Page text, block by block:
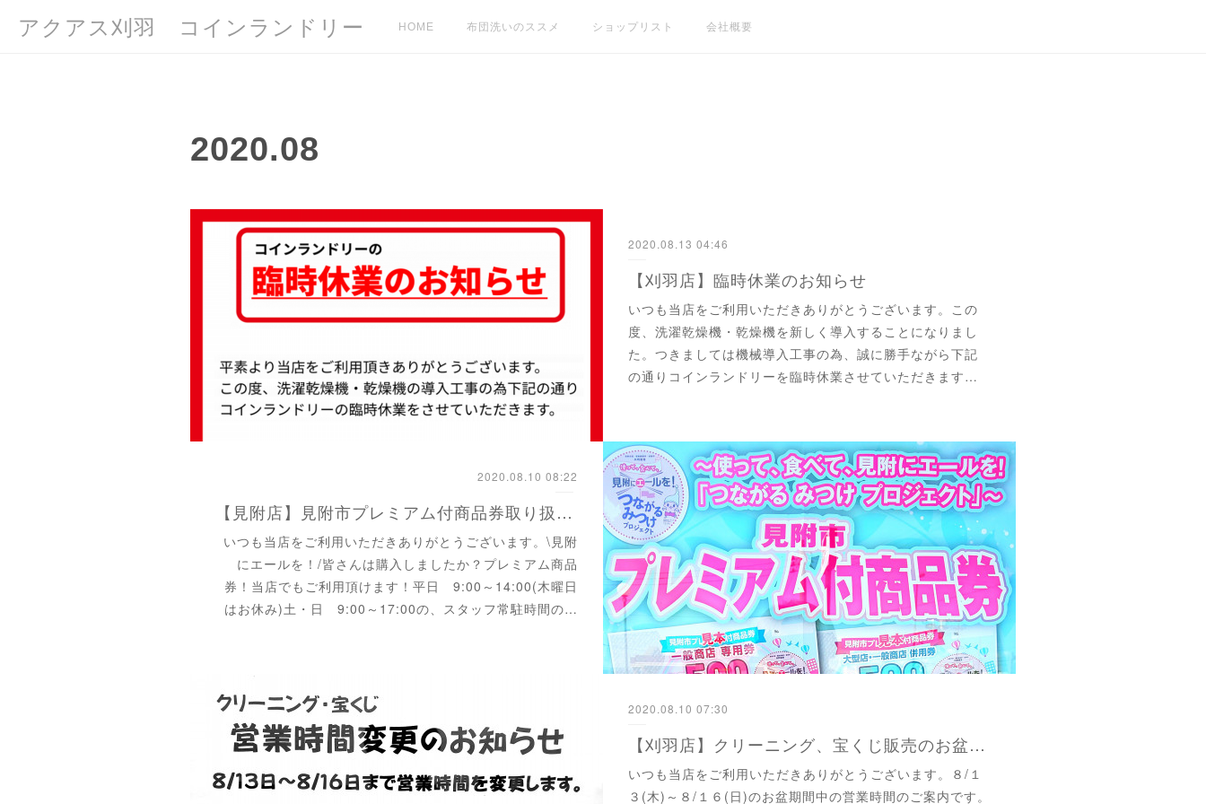
アクアス刈羽 コインランドリー HOME 布団洗いのススメ ショップリスト 会社概要
2020.08
2020.08.13 04:46
【刈羽店】臨時休業のお知らせ
いつも当店をご利用いただきありがとうございます。この
度、洗濯乾燥機・乾燥機を新しく導入することになりまし
た。つきましては機械導入工事の為、誠に勝手ながら下記
の通りコインランドリーを臨時休業させていただきます…
2020.08.10 08:22
【見附店】見附市プレミアム付商品券取り扱っています
いつも当店をご利用いただきありがとうございます。\見附
にエールを！/皆さんは購入しましたか？プレミアム商品
券！当店でもご利用頂けます！平日 9:00～14:00(木曜日
はお休み)土・日 9:00～17:00の、スタッフ常駐時間の…
2020.08.10 07:30
【刈羽店】クリーニング、宝くじ販売のお盆期間中の営業時間のお知らせ
いつも当店をご利用いただきありがとうございます。８/１
３(木)～８/１６(日)のお盆期間中の営業時間のご案内です。